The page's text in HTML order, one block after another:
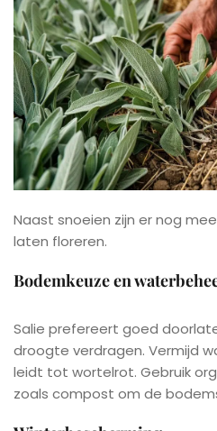
Naast snoeien zijn er nog
laten floreren.
Bodemkeuze en
Salie prefereert goed
droogte verdragen. Vermijd
leidt tot wortelrot. Gebruik
zoals compost om de